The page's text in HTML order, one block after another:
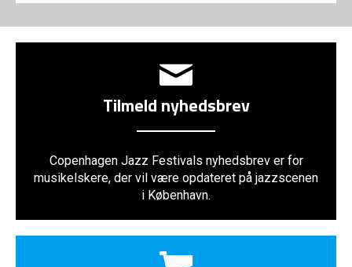
Tilmeld nyhedsbrev
Copenhagen Jazz Festivals nyhedsbrev er for
musikelskere, der vil være opdateret på jazzscenen
i København.